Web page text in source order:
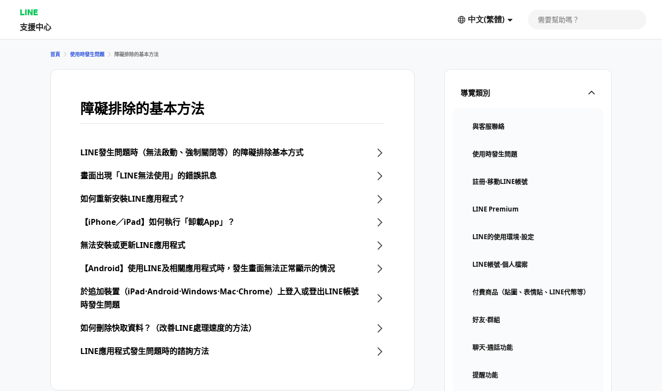
LINE
支援中心
中文(繁體)
導覽類別
與客服聯絡
使用時發生問題
註冊⋅移動LINE帳號
LINE Premium
LINE的使用環境⋅設定
LINE帳號⋅個人檔案
付費商品（貼圖、表情貼、LINE代幣等）
好友⋅群組
聊天⋅通話功能
提醒功能
首頁 使用時發生問題 障礙排除的基本方法
障礙排除的基本方法
LINE發生問題時（無法啟動、強制關閉等）的障礙排除基本方式
畫面出現「LINE無法使用」的錯誤訊息
如何重新安裝LINE應用程式？
【iPhone／iPad】如何執行「卸載App」？
無法安裝或更新LINE應用程式
【Android】使用LINE及相關應用程式時，發生畫面無法正常顯示的情況
於追加裝置（iPad⋅Android⋅Windows⋅Mac⋅Chrome）上登入或登出LINE帳號
時發生問題
如何刪除快取資料？（改善LINE處理速度的方法）
LINE應用程式發生問題時的諮詢方法